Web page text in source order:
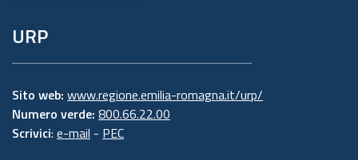
URP
Sito web: www.regione.emilia-romagna.it/urp/
Numero verde: 800.66.22.00
Scrivici: e-mail - PEC